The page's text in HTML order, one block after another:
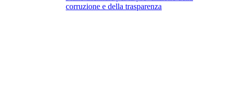
corruzione e della trasparenza